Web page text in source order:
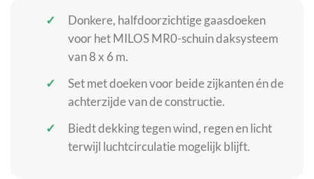
Donkere, halfdoorzichtige gaasdoeken
voor het MILOS MR0-schuin daksysteem
van 8 x 6 m.
Set met doeken voor beide zijkanten én de
achterzijde van de constructie.
Biedt dekking tegen wind, regen en licht
terwijl luchtcirculatie mogelijk blijft.